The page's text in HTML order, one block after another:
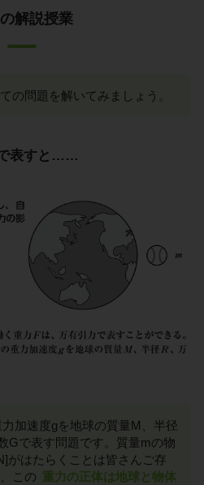
解説授業
の問題を解いてみましょう。
表すと……
加速度gを地球の質量M、半径
Gで表す問題です。質量mの物
がはたらくことは皆さんご存
この 重力の正体は地球と物体